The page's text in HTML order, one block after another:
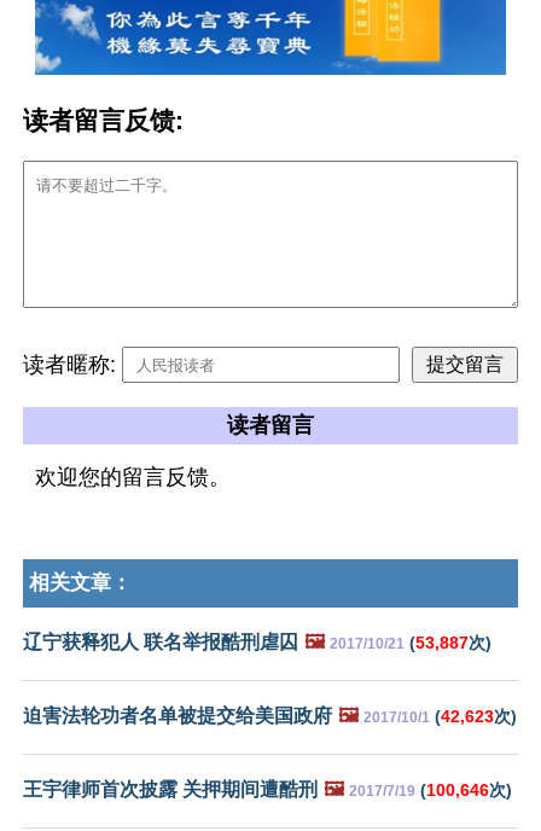
读者留言反馈:
读者暱称:
读者留言
欢迎您的留言反馈。
相关文章：
辽宁获释犯人 联名举报酷刑虐囚 🖼️ 2017/10/21 (53,887次)
迫害法轮功者名单被提交给美国政府 🖼️ 2017/10/1 (42,623次)
王宇律师首次披露 关押期间遭酷刑 🖼️ 2017/7/19 (100,646次)